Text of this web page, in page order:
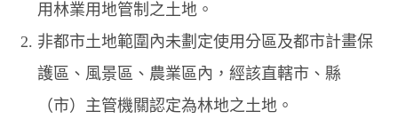
用林業用地管制之土地。
非都市土地範圍內未劃定使用分區及都市計畫保
護區、風景區、農業區內，經該直轄市、縣
（市）主管機關認定為林地之土地。